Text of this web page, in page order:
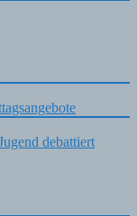
debattiert